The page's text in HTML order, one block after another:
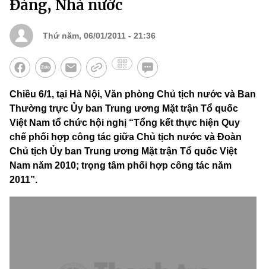
Đảng, Nhà nước
Thứ năm, 06/01/2011 - 21:36
Chiều 6/1, tại Hà Nội, Văn phòng Chủ tịch nước và Ban
Thường trực Ủy ban Trung ương Mặt trận Tổ quốc
Việt Nam tổ chức hội nghị “Tổng kết thực hiện Quy
chế phối hợp công tác giữa Chủ tịch nước và Đoàn
Chủ tịch Ủy ban Trung ương Mặt trận Tổ quốc Việt
Nam năm 2010; trọng tâm phối hợp công tác năm
2011”.